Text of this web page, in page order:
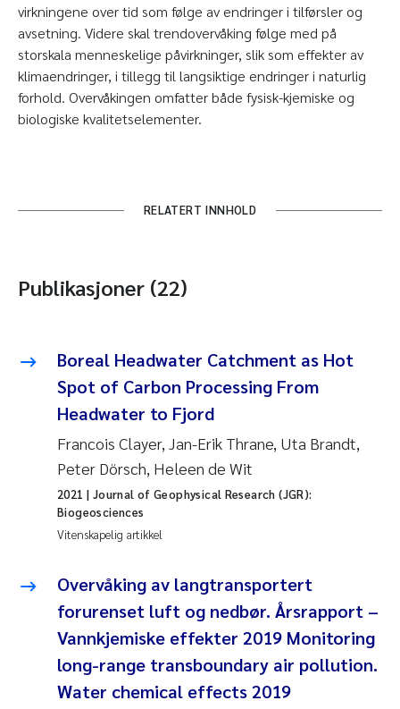
virkningene over tid som følge av endringer i tilførsler og
avsetning. Videre skal trendovervåking følge med på
storskala menneskelige påvirkninger, slik som effekter av
klimaendringer, i tillegg til langsiktige endringer i naturlig
forhold. Overvåkingen omfatter både fysisk-kjemiske og
biologiske kvalitetselementer.
RELATERT INNHOLD
Publikasjoner (22)
Boreal Headwater Catchment as Hot
Spot of Carbon Processing From
Headwater to Fjord
Francois Clayer, Jan-Erik Thrane, Uta Brandt,
Peter Dörsch, Heleen de Wit
Vitenskapelig artikkel
2021 | Journal of Geophysical Research (JGR):
Biogeosciences
Overvåking av langtransportert
forurenset luft og nedbør. Årsrapport –
Vannkjemiske effekter 2019 Monitoring
long-range transboundary air pollution.
Water chemical effects 2019